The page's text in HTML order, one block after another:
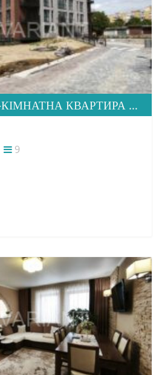
ПРОДАЄТЬСЯ 2-КІМНАТНА КВАРТИРА В М. УЖГОРОД, ВУЛ. ТЛЕХАСА 19, ЖК “WEST TOWERS”
9